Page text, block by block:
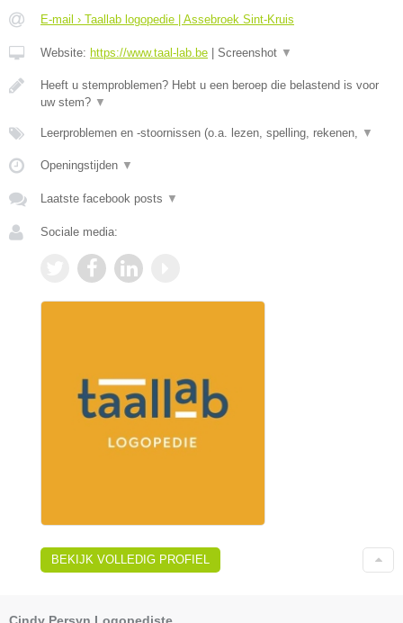
E-mail › Taallab logopedie | Assebroek Sint-Kruis
Website: https://www.taal-lab.be | Screenshot ▼
Heeft u stemproblemen? Hebt u een beroep die belastend is voor
uw stem? ▼
Leerproblemen en -stoornissen (o.a. lezen, spelling, rekenen, ▼
Openingstijden ▼
Laatste facebook posts ▼
Sociale media:
BEKIJK VOLLEDIG PROFIEL
Cindy Persyn Logopediste